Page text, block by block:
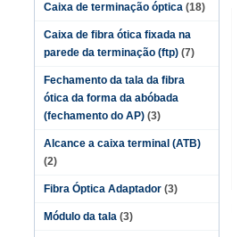
Caixa de terminação óptica (18)
Caixa de fibra ótica fixada na
parede da terminação (ftp) (7)
Fechamento da tala da fibra
ótica da forma da abóbada
(fechamento do AP) (3)
Alcance a caixa terminal (ATB)
(2)
Fibra Óptica Adaptador (3)
Módulo da tala (3)